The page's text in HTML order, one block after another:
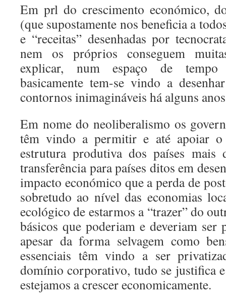
Em prl do crescimento económico,
(que supostamente nos beneficia a
e “receitas” desenhadas por
nem os próprios conseguem
explicar, num espaço de tempo
basicamente tem-se vindo a
contornos inimagináveis há alguns
Em nome do neoliberalismo os
têm vindo a permitir e até apoiar o
estrutura produtiva dos países mais
transferência para países ditos em
impacto económico que a perda de
sobretudo ao nível das economias
ecológico de estarmos a “trazer” do
básicos que poderiam e deveriam ser
apesar da forma selvagem como
essenciais têm vindo a ser
domínio corporativo, tudo se justifica
estejamos a crescer economicamente.